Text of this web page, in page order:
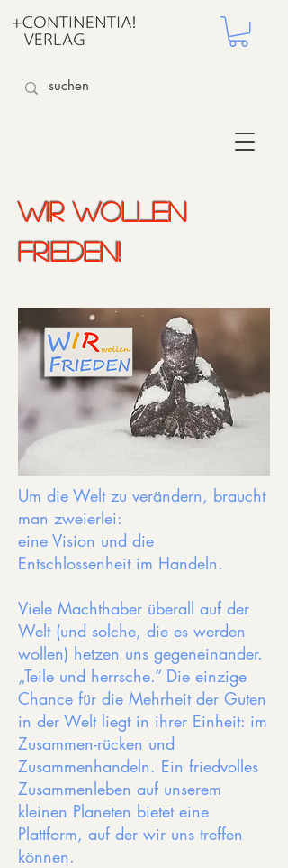
Wir wollen
Frieden!
Um die Welt zu verändern, braucht
man zweierlei:
eine Vision und die
Entschlossenheit im Handeln.
Viele Machthaber überall auf der
Welt (und solche, die es werden
wollen) hetzen uns gegeneinander.
„Teile und herrsche.“ Die einzige
Chance für die Mehrheit der Guten
in der Welt liegt in ihrer Einheit: im
Zusammen-rücken und
Zusammenhandeln. Ein friedvolles
Zusammenleben auf unserem
kleinen Planeten bietet eine
Plattform, auf der wir uns treffen
können.